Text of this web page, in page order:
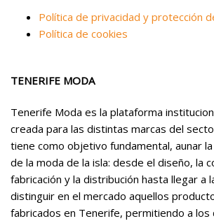
Política de privacidad y protección
Política de cookies
TENERIFE MODA
Tenerife Moda es la plataforma
creada para las distintas marcas del
tiene como objetivo fundamental, aunar
de la moda de la isla: desde el diseño, la
fabricación y la distribución hasta llegar a
distinguir en el mercado aquellos
fabricados en Tenerife, permitiendo a los